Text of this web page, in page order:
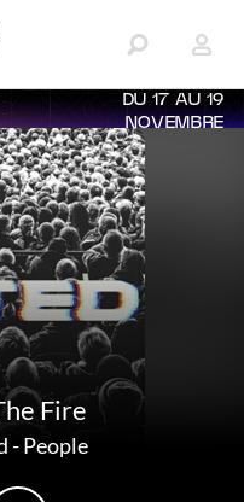
DU 17 AU 19
NOVEMBRE
Fire
-People